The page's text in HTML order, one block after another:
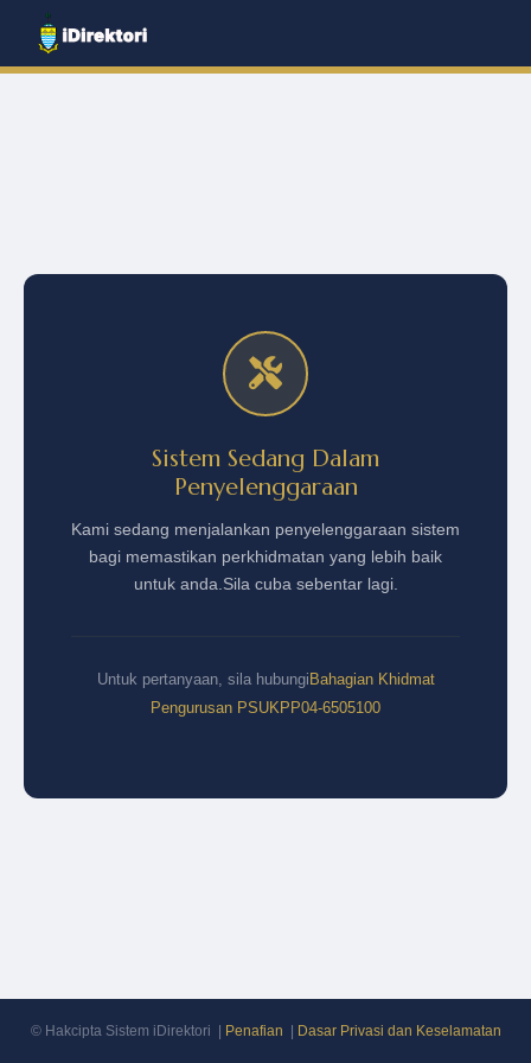
Sistem Sedang Dalam
Penyelenggaraan
Kami sedang menjalankan penyelenggaraan sistem
bagi memastikan perkhidmatan yang lebih baik
untuk anda. Sila cuba sebentar lagi.
Untuk pertanyaan, sila hubungi Bahagian Khidmat
Pengurusan PSUKPP04-6505100
© Hakcipta Sistem iDirektori | Penafian Dasar Privasi dan Keselamatan